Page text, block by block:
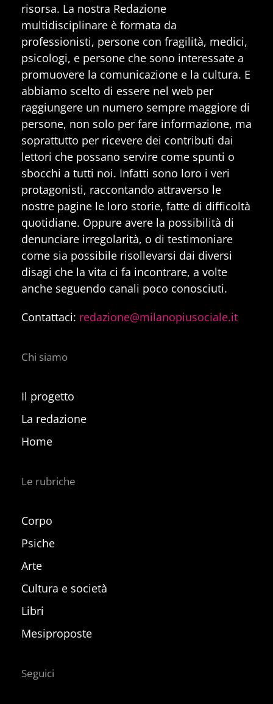
risorsa. La nostra Redazione
multidisciplinare è formata da
professionisti, persone con fragilità, medici,
psicologi, e persone che sono interessate a
promuovere la comunicazione e la cultura. E
abbiamo scelto di essere nel web per
raggiungere un numero sempre maggiore di
persone, non solo per fare informazione, ma
soprattutto per ricevere dei contributi dai
lettori che possano servire come spunti o
sbocchi a tutti noi. Infatti sono loro i veri
protagonisti, raccontando attraverso le
nostre pagine le loro storie, fatte di difficoltà
quotidiane. Oppure avere la possibilità di
denunciare irregolarità, o di testimoniare
come sia possibile risollevarsi dai diversi
disagi che la vita ci fa incontrare, a volte
anche seguendo canali poco conosciuti.
Contattaci: redazione@milanopiusociale.it
Chi siamo
Il progetto
La redazione
Home
Le rubriche
Corpo
Psiche
Arte
Cultura e società
Libri
Mesiproposte
Seguici